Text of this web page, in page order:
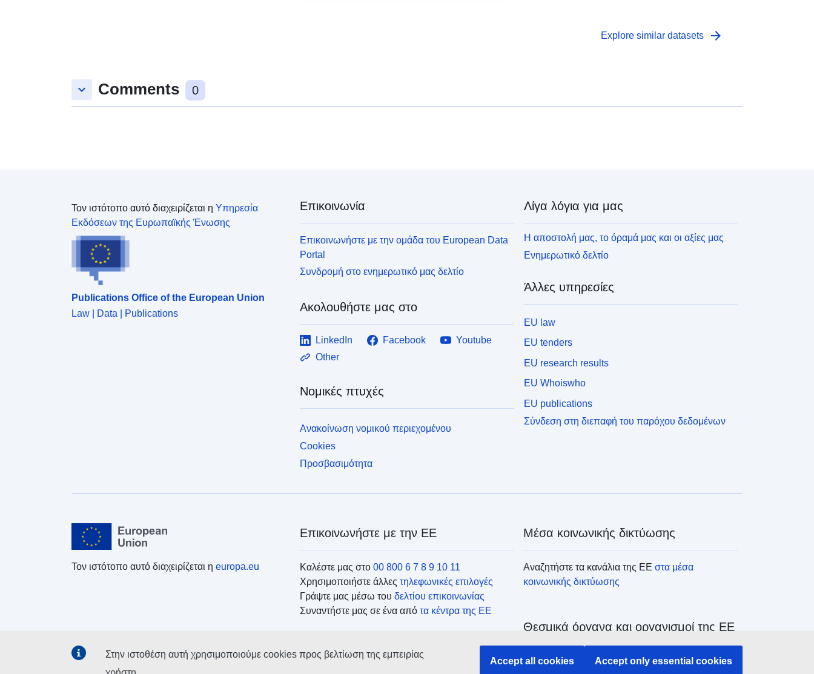
Explore similar datasets arrow_forward
keyboard_arrow_down Comments 0
Τον ιστότοπο αυτό διαχειρίζεται η Υπηρεσία
Εκδόσεων της Ευρωπαϊκής Ένωσης
Publications Office of the European Union
Law | Data | Publications
Επικοινωνία
Επικοινωνήστε με την ομάδα του European Data
Portal
Συνδρομή στο ενημερωτικό μας δελτίο
Ακολουθήστε μας στο
LinkedIn Facebook
Youtube
Other
Νομικές πτυχές
Ανακοίνωση νομικού περιεχομένου
Cookies
Προσβασιμότητα
Λίγα λόγια για μας
Η αποστολή μας, το όραμά μας και οι αξίες μας
Ενημερωτικό δελτίο
Άλλες υπηρεσίες
EU law
EU tenders
EU research results
EU Whoiswho
EU publications
Σύνδεση στη διεπαφή του παρόχου δεδομένων
Τον ιστότοπο αυτό διαχειρίζεται η europa.eu
Επικοινωνήστε με την ΕΕ
Καλέστε μας στο 00 800 6 7 8 9 10 11
Χρησιμοποιήστε άλλες τηλεφωνικές επιλογές
Γράψτε μας μέσω του δελτίου επικοινωνίας
Συναντήστε μας σε ένα από τα κέντρα της ΕΕ
Μέσα κοινωνικής δικτύωσης
Αναζητήστε τα κανάλια της ΕΕστα μέσα
κοινωνικής δικτύωσης
Θεσμικά όργανα και οργανισμοί της ΕΕ
Αναζήτηση όλων των θεσμικών και λοιπών
Στην ιστοθέση αυτή χρησιμοποιούμε cookies προς βελτίωση της εμπειρίας
Accept all cookies Accept only essential cookies